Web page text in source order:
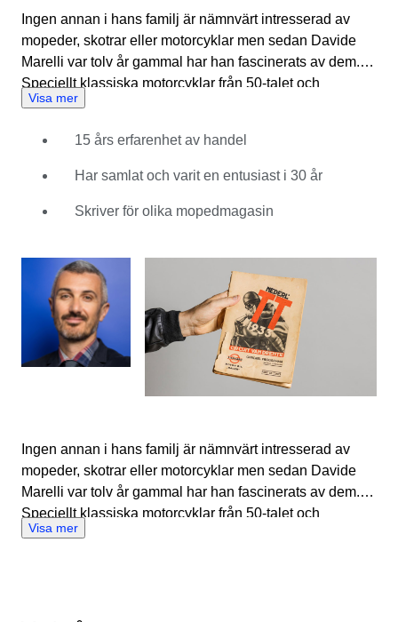
Ingen annan i hans familj är nämnvärt intresserad av
mopeder, skotrar eller motorcyklar men sedan Davide
Marelli var tolv år gammal har han fascinerats av dem.
Speciellt klassiska motorcyklar från 50-talet och
naturligtvis fick han snart syn på vespor. Det tog därför
försäljning följde stax därefter. När han sålde en köpte
han två. På det viset har han arbetat med mopeder och
mycket om att åka på dem och en gång åkte han genom
känner Davide Marelli till den italienska
skoterbranschen innan och utan samt alla försäljare och
samlare. Hans nätverk är en stor fördel då Davide
Marelli är en riktigt social man. Han spenderar gärna lite
extra tid på att berätta för potentiella säljare om Catawiki,
hjälper till med foton eller bara pratar ett tag om dess
Visa mer
15 års erfarenhet av handel
Har samlat och varit en entusiast i 30 år
Skriver för olika mopedmagasin
Ingen annan i hans familj är nämnvärt intresserad av
mopeder, skotrar eller motorcyklar men sedan Davide
Marelli var tolv år gammal har han fascinerats av dem.
Speciellt klassiska motorcyklar från 50-talet och
naturligtvis fick han snart syn på vespor. Det tog därför
Visa mer